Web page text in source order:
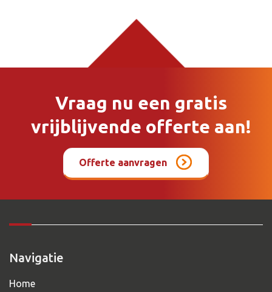
Vraag nu een gratis
vrijblijvende offerte aan!
Offerte aanvragen
Navigatie
Home